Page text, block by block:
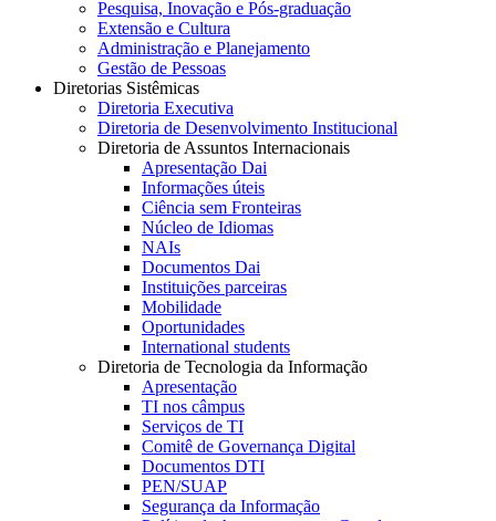
Pesquisa, Inovação e Pós-graduação
Extensão e Cultura
Administração e Planejamento
Gestão de Pessoas
Diretorias Sistêmicas
Diretoria Executiva
Diretoria de Desenvolvimento Institucional
Diretoria de Assuntos Internacionais
Apresentação Dai
Informações úteis
Ciência sem Fronteiras
Núcleo de Idiomas
NAIs
Documentos Dai
Instituições parceiras
Mobilidade
Oportunidades
International students
Diretoria de Tecnologia da Informação
Apresentação
TI nos câmpus
Serviços de TI
Comitê de Governança Digital
Documentos DTI
PEN/SUAP
Segurança da Informação